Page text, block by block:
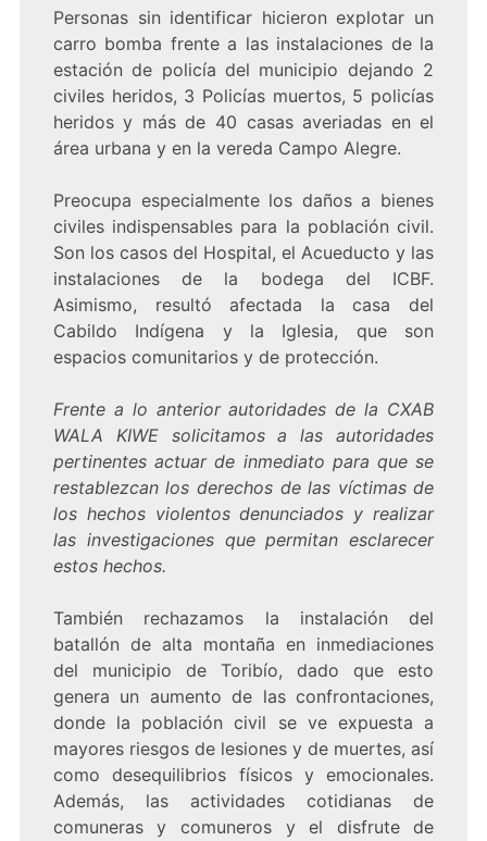
Personas sin identificar hicieron explotar un
carro bomba frente a las instalaciones de la
estación de policía del municipio dejando 2
civiles heridos, 3 Policías muertos, 5 policías
heridos y más de 40 casas averiadas en el
área urbana y en la vereda Campo Alegre.
Preocupa especialmente los daños a bienes
civiles indispensables para la población civil.
Son los casos del Hospital, el Acueducto y las
instalaciones de la bodega del ICBF.
Asimismo, resultó afectada la casa del
Cabildo Indígena y la Iglesia, que son
espacios comunitarios y de protección.
Frente a lo anterior autoridades de la CXAB
WALA KIWE solicitamos a las autoridades
pertinentes actuar de inmediato para que se
restablezcan los derechos de las víctimas de
los hechos violentos denunciados y realizar
las investigaciones que permitan esclarecer
estos hechos.
También rechazamos la instalación del
batallón de alta montaña en inmediaciones
del municipio de Toribío, dado que esto
genera un aumento de las confrontaciones,
donde la población civil se ve expuesta a
mayores riesgos de lesiones y de muertes, así
como desequilibrios físicos y emocionales.
Además, las actividades cotidianas de
comuneras y comuneros y el disfrute de